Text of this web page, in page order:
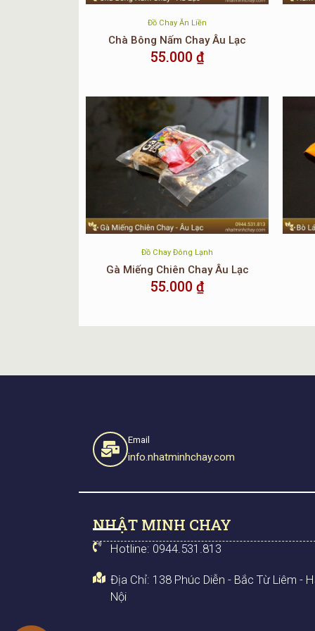
Đồ Chay Ăn Liền
Chà Bông Nấm Chay Âu Lạc
55.000 ₫
Đồ Chay Đông Lạnh
Gà Miếng Chiên Chay Âu Lạc
55.000 ₫
Email
info.nhatminhchay.com
NHẬT MINH CHAY
Hotline: 0944.531.813
Địa Chỉ: 138 Phúc Diễn - Bắc Từ Liêm -
Nội